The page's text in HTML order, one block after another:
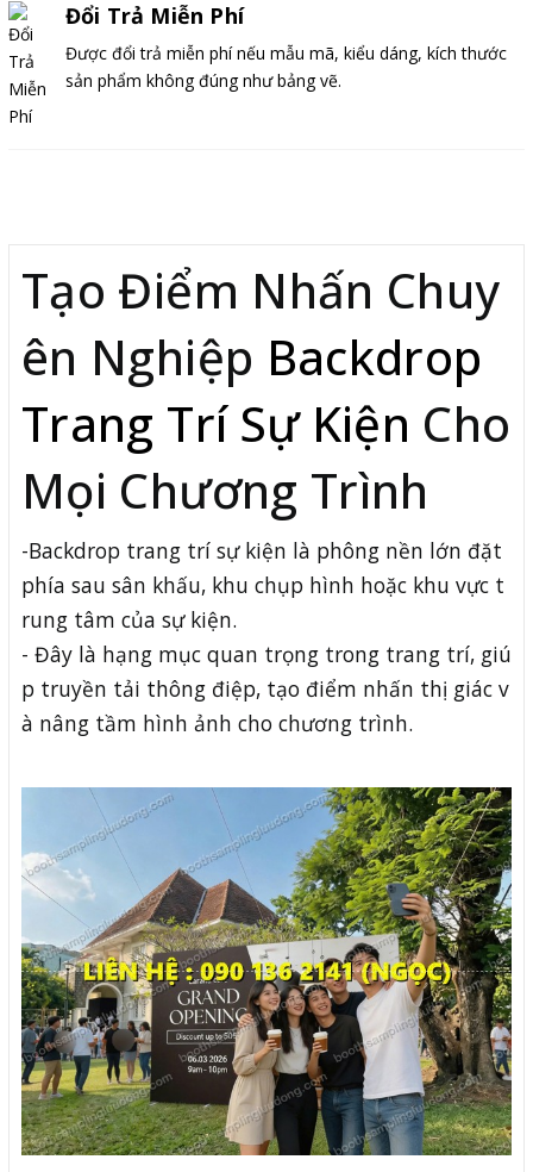
Đổi Trả Miễn Phí
Được đổi trả miễn phí nếu mẫu mã, kiểu dáng, kích thước
sản phẩm không đúng như bảng vẽ.
Tạo Điểm Nhấn Chuy
ên Nghiệp Backdrop
Trang Trí Sự Kiện Cho
Mọi Chương Trình
-Backdrop trang trí sự kiện là phông nền lớn đặt
phía sau sân khấu, khu chụp hình hoặc khu vực t
rung tâm của sự kiện.
- Đây là hạng mục quan trọng trong trang trí, giú
p truyền tải thông điệp, tạo điểm nhấn thị giác v
à nâng tầm hình ảnh cho chương trình.